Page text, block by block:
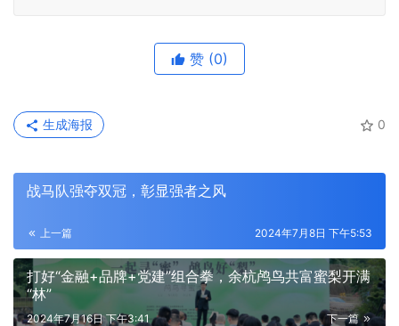
赞 (0)
0
生成海报
战马队强夺双冠，彰显强者之风
上一篇 2024年7月8日 下午5:53
打好“金融+品牌+党建”组合拳，余杭鸬鸟共富蜜梨开满
“林”
下一篇
2024年7月16日 下午3:41